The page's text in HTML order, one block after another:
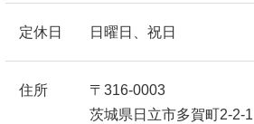
定休日 日曜日、祝日
住所
〒316-0003
茨城県日立市多賀町2-2-1